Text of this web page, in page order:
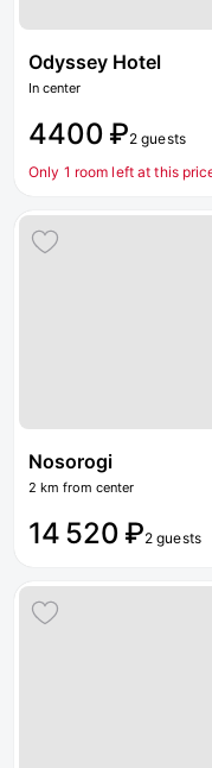
Odyssey Hotel
In center
4400 ₽2 guests
Only 1 room left at this
Nosorogi
2 km from center
14 520 ₽2 guests